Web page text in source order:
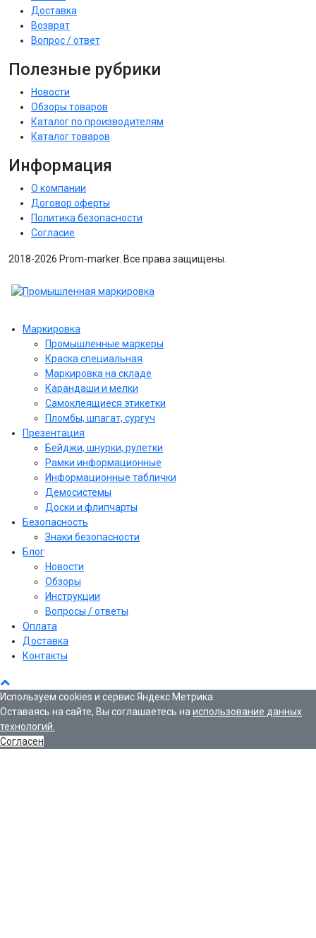
Доставка
Возврат
Вопрос / ответ
Полезные рубрики
Новости
Обзоры товаров
Каталог по производителям
Каталог товаров
Информация
О компании
Договор оферты
Политика безопасности
Согласие
2018-2026 Prom-marker. Все права защищены.
Маркировка
Промышленные маркеры
Краска специальная
Маркировка на складе
Карандаши и мелки
Самоклеящиеся этикетки
Пломбы, шпагат, сургуч
Презентация
Бейджи, шнурки, рулетки
Рамки информационные
Информационные таблички
Демосистемы
Доски и флипчарты
Безопасность
Знаки безопасности
Блог
Новости
Обзоры
Инструкции
Вопросы / ответы
Оплата
Доставка
Контакты
Используем cookies и сервис Яндекс Метрика.
Оставаясь на сайте, Вы соглашаетесь на использование данных
технологий.
Согласен